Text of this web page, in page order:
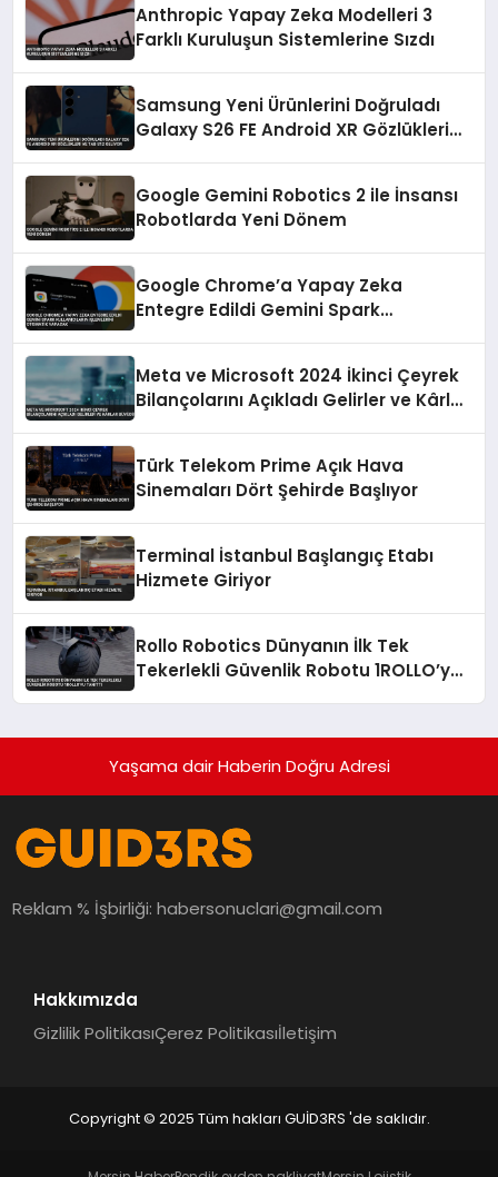
Anthropic Yapay Zeka Modelleri 3
Farklı Kuruluşun Sistemlerine Sızdı
Samsung Yeni Ürünlerini Doğruladı
Galaxy S26 FE Android XR Gözlükleri
Google Gemini Robotics 2 ile İnsansı
Robotlarda Yeni Dönem
Google Chrome’a Yapay Zeka
Entegre Edildi Gemini Spark
Meta ve Microsoft 2024 İkinci Çeyrek
Bilançolarını Açıkladı Gelirler ve Kârlar
Türk Telekom Prime Açık Hava
Sinemaları Dört Şehirde Başlıyor
Terminal İstanbul Başlangıç Etabı
Hizmete Giriyor
Rollo Robotics Dünyanın İlk Tek
Tekerlekli Güvenlik Robotu 1ROLLO’yu
Yaşama dair Haberin Doğru Adresi
Reklam % İşbirliği:habersonuclari@gmail.com
Hakkımızda
Gizlilik PolitikasıÇerez Politikasıİletişim
Copyright © 2025 Tüm hakları GUİD3RS 'de saklıdır.